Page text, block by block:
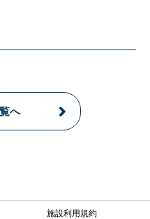
へ
施設利用規約